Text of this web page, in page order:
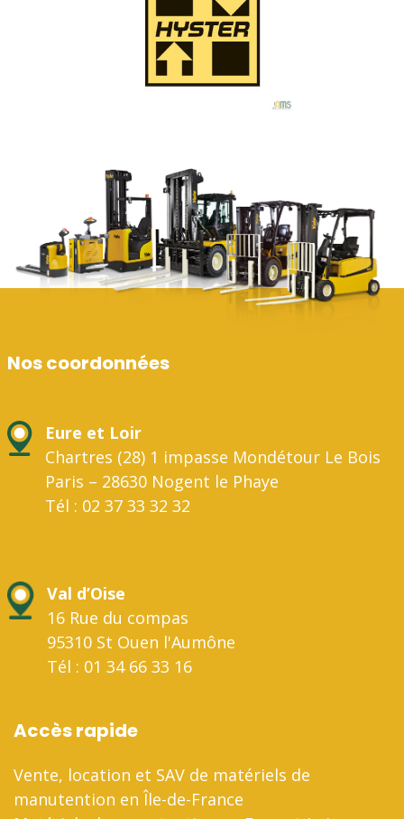
Nos coordonnées
Eure et Loir
Chartres (28) 1 impasse Mondétour Le Bois
Paris – 28630 Nogent le Phaye
Tél : 02 37 33 32 32
Val d’Oise
16 Rue du compas
95310 St Ouen l'Aumône
Tél : 01 34 66 33 16
Accès rapide
Vente, location et SAV de matériels de
manutention en Île-de-France